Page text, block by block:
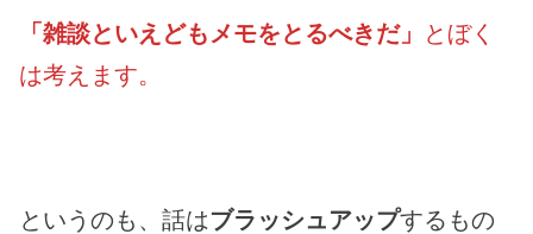
「雑談といえどもメモをとるべきだ」
とぼく
は考えます。
というのも、話はブラッシュアップするもの